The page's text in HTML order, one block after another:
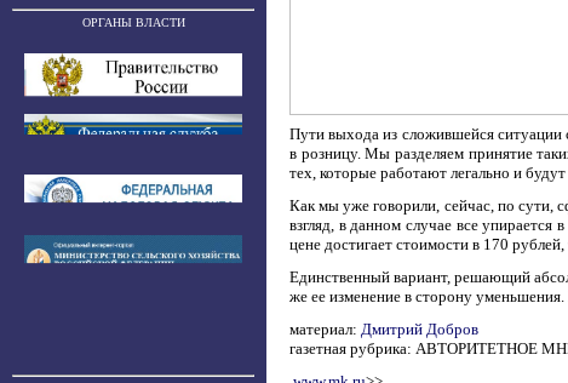
ОРГАНЫ ВЛАСТИ
Пути выхода из сложившейся ситуации
в розницу. Мы разделяем принятие
тех, которые работают легально и
Как мы уже говорили, сейчас, по сути,
взгляд, в данном случае все
цене достигает стоимости в 170
Единственный вариант, решающий
же ее изменение в сторону
материал: Дмитрий Добров
газетная рубрика: АВТОРИТЕТНОЕ